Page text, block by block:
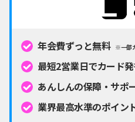
年会費ずっと無料 ※一部
最短2営業日でカード
あんしんの保障・サポ
業界最高水準のポイン